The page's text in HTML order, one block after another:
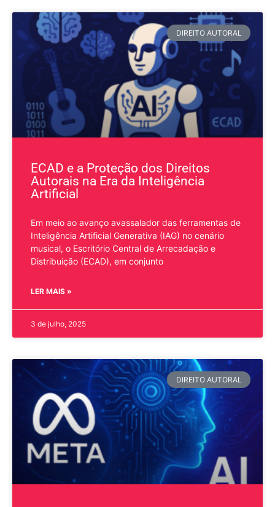
DIREITO AUTORAL
ECAD e a Proteção dos Direitos
Autorais na Era da Inteligência
Artificial
Em meio ao avanço avassalador das ferramentas de
Inteligência Artificial Generativa (IAG) no cenário
musical, o Escritório Central de Arrecadação e
Distribuição (ECAD), em conjunto
LER MAIS »
3 de julho, 2025
DIREITO AUTORAL